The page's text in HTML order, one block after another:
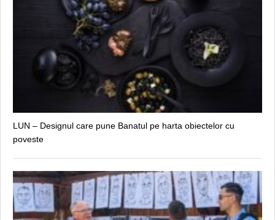
LUN – Designul care pune Banatul pe harta obiectelor cu
poveste